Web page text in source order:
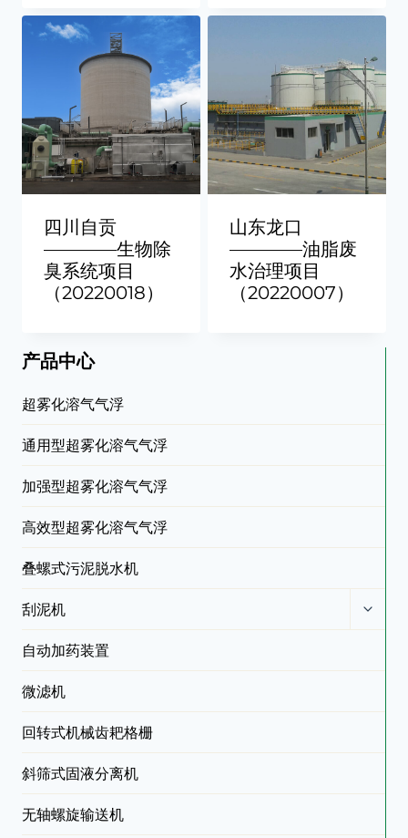
四川自贡
————生物除
臭系统项目
（20220018）
山东龙口
————油脂废
水治理项目
（20220007）
产品中心
超雾化溶气气浮
通用型超雾化溶气气浮
加强型超雾化溶气气浮
高效型超雾化溶气气浮
叠螺式污泥脱水机
刮泥机
自动加药装置
微滤机
回转式机械齿耙格栅
斜筛式固液分离机
无轴螺旋输送机